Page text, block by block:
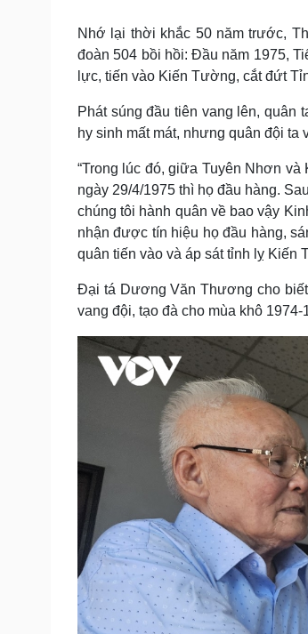
Nhớ lại thời khắc 50 năm trước,
đoàn 504 bồi hồi: Đầu năm 1975,
lực, tiến vào Kiến Tường, cắt đứt
Phát súng đầu tiên vang lên, quân
hy sinh mất mát, nhưng quân đội ta
“Trong lúc đó, giữa Tuyên Nhơn
ngày 29/4/1975 thì họ đầu hàng.
chúng tôi hành quân về bao vậy
nhận được tín hiệu họ đầu hàng,
quân tiến vào và áp sát tỉnh lỵ
Đại tá Dương Văn Thương cho
vang đội, tạo đà cho mùa khô 1974-